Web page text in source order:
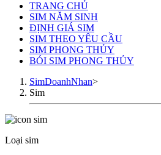
TRANG CHỦ
SIM NĂM SINH
ĐỊNH GIÁ SIM
SIM THEO YÊU CẦU
SIM PHONG THỦY
BÓI SIM PHONG THỦY
SimDoanhNhan>
Sim
Loại sim